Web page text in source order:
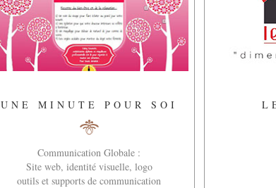
UNE MINUTE POUR SOI
Communication Globale :
Site web, identité visuelle, logo
outils et supports de communication